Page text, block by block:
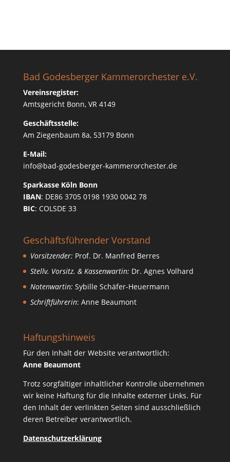
Bad Godesberger Kammerorchester e.V.
Vereinsregister:
Amtsgericht Bonn, VR 4149
Geschäftsstelle:
Am Ziegenbaum 8a, 53179 Bonn
E-Mail:
info@bad-godesberger-kammerorchester.de
Sparkasse Köln Bonn
IBAN: DE86 3705 0198 1930 0042 78
BIC: COLSDE 33
Geschäftsführender Vorstand
Vorsitzender: Prof. Dr. Manfred Berres
Stellv. Vorsitz. & Kassenwartin: Dr. Agnes Volhard
Notenwartin: Sybille Schäfer-Heuermann
Schriftführerin: Anne Beaumont
Haftungshinweis
Für den Inhalt der Website verantwortlich:
Anne Beaumont
Trotz sorgfältiger inhaltlicher Kontrolle übernehmen
wir keine Haftung für die Inhalte externer Links. Für
den Inhalt der verlinkten Seiten sind ausschließlich
deren Betreiber verantwortlich.
Datenschutzerklärung